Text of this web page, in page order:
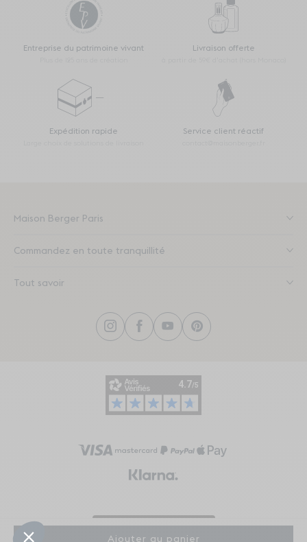
Ajouter au panier
Entreprise du patrimoine vivant Livraison offerte
Expédition rapide Service client réactif
Maison Berger Paris
Commandez en toute tranquillité
Tout savoir
InstagramFacebook
YouTubePinterest
VisaMastercard
PayPal